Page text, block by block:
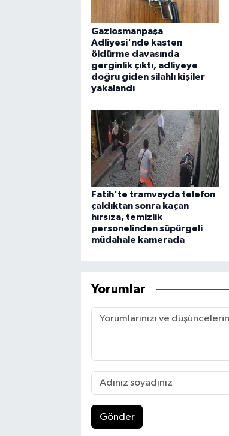
Gaziosmanpaşa
Adliyesi'nde kasten
öldürme davasında
gerginlik çıktı, adliyeye
doğru giden silahlı kişiler
yakalandı
Fatih'te tramvayda telefon
çaldıktan sonra kaçan
hırsıza, temizlik
personelinden süpürgeli
müdahale kamerada
Yorumlar
Gönder